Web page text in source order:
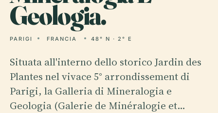
Geologia.
PARIGI FRANCIA 48° N · 2° E
Situata all'interno dello storico Jardin des
Plantes nel vivace 5° arrondissement di
Parigi, la Galleria di Mineralogia e
Geologia (Galerie de Minéralogie et…